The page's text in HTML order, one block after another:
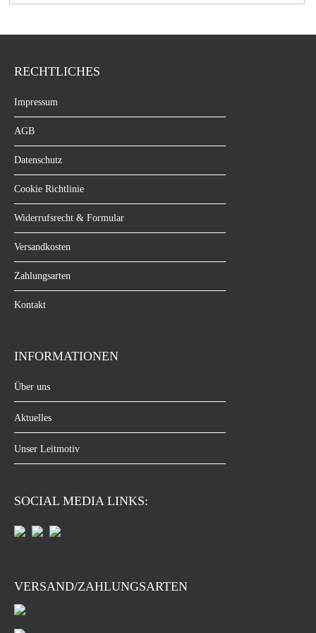
RECHTLICHES
Impressum
AGB
Datenschutz
Cookie Richtlinie
Widerrufsrecht & Formular
Versandkosten
Zahlungsarten
Kontakt
INFORMATIONEN
Über uns
Aktuelles
Unser Leitmotiv
SOCIAL MEDIA LINKS:
VERSAND/ZAHLUNGSARTEN